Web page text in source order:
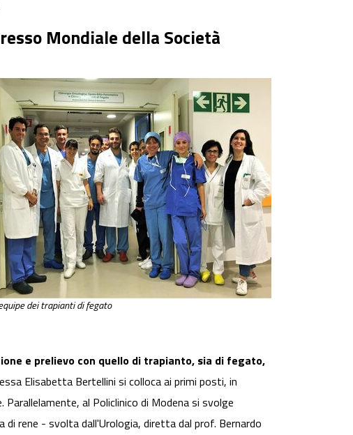
Mondiale della Società
dei trapianti di fegato
e prelievo con quello di trapianto, sia di fegato,
Elisabetta Bertellini si colloca ai primi posti, in
al Policlinico di Modena si svolge
rene - svolta dall'Urologia, diretta dal prof. Bernardo